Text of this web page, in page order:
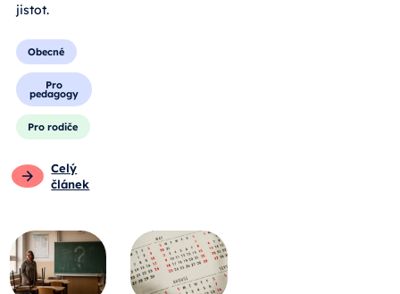
jistot.
Obecné
Pro
pedagogy
Pro rodiče
Celý
článek